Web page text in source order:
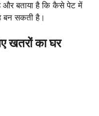
और बताया है कि कैसे पेट में
बन सकती है।
खतरों का घर